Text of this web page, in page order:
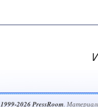
1999-2026 PressRoom.